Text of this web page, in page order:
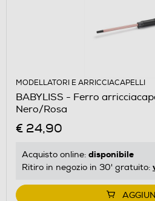
MODELLATORI E ARRICCIACAPELLI
BABYLISS - Ferro
Nero/Rosa
€ 24,90
Acquisto online: disponibile
Ritiro in negozio in 30' gratuito: